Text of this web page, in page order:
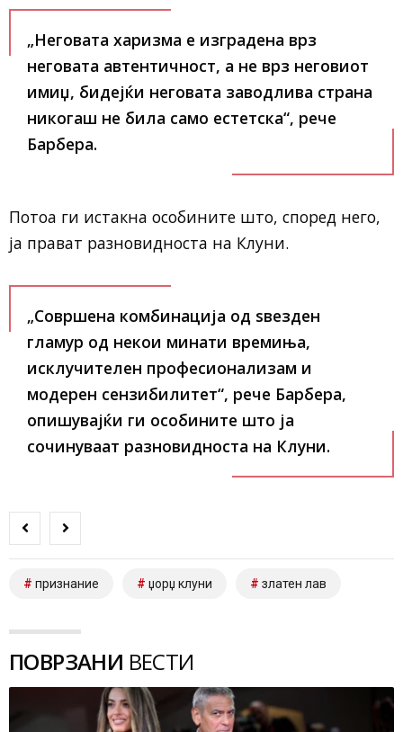
„Неговата харизма е изградена врз
неговата автентичност, а не врз неговиот
имиџ, бидејќи неговата заводлива страна
никогаш не била само естетска“, рече
Барбера.
Потоа ги истакна особините што, според него,
ја прават разновидноста на Клуни.
„Совршена комбинација од ѕвезден
гламур од некои минати времиња,
исклучителен професионализам и
модерен сензибилитет“, рече Барбера,
опишувајќи ги особините што ја
сочинуваат разновидноста на Клуни.
признание џорџ клуни златен лав
ПОВРЗАНИ ВЕСТИ